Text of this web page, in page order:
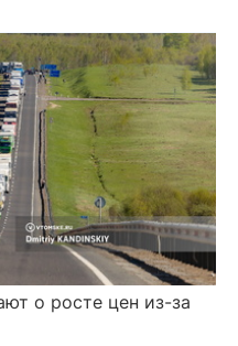
о росте цен из-за